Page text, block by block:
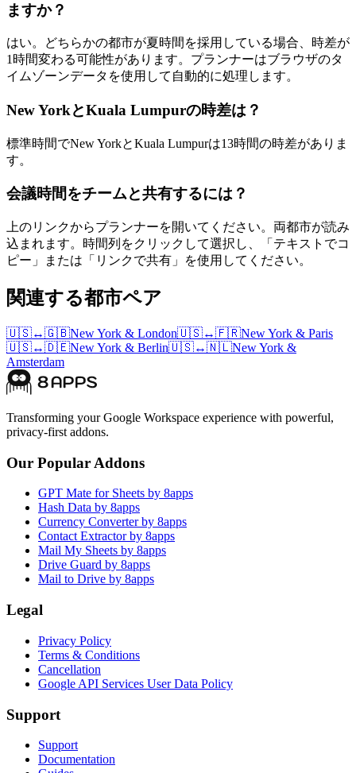
ますか？
はい。どちらかの都市が夏時間を採用している場合、時差が
1時間変わる可能性があります。プランナーはブラウザのタ
イムゾーンデータを使用して自動的に処理します。
New YorkとKuala Lumpurの時差は？
標準時間でNew YorkとKuala Lumpurは13時間の時差がありま
す。
会議時間をチームと共有するには？
上のリンクからプランナーを開いてください。両都市が読み
込まれます。時間列をクリックして選択し、「テキストでコ
ピー」または「リンクで共有」を使用してください。
関連する都市ペア
🇺🇸↔🇬🇧New York & London🇺🇸↔🇫🇷New York & Paris
🇺🇸↔🇩🇪New York & Berlin🇺🇸↔🇳🇱New York &
Amsterdam
Transforming your Google Workspace experience with powerful,
privacy-first addons.
Our Popular Addons
GPT Mate for Sheets by 8apps
Hash Data by 8apps
Currency Converter by 8apps
Contact Extractor by 8apps
Mail My Sheets by 8apps
Drive Guard by 8apps
Mail to Drive by 8apps
Legal
Privacy Policy
Terms & Conditions
Cancellation
Google API Services User Data Policy
Support
Support
Documentation